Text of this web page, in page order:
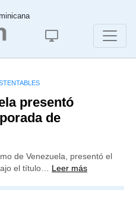
presentó
de
de Venezuela, presentó el
el título… Leer más